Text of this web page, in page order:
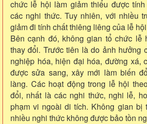
chức lễ hội làm giảm thiểu được
các nghi thức. Tuy nhiên, với nhiều
giảm đi tính chất thiêng liêng của lễ
Bên cạnh đó, không gian tổ chức lễ
thay đổi. Trước tiên là do ảnh hưởng
nghiệp hóa, hiện đại hóa, đường xá,
được sửa sang, xây mới làm biến
làng. Các hoạt động trong lễ hội
đổi, nhất là các nghi thức, nghi lễ,
phạm vi ngoài di tích. Không gian bị
nhiều nghi thức không được bảo tồn